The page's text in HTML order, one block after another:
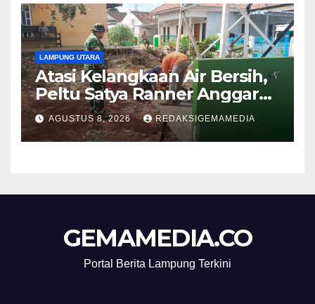
LAMPUNG UTARA
Atasi Kelangkaan Air Bersih,
Peltu Satya Ranner Anggara
Rampungkan Pembangunan
Sumur Bor di Tanjung Aman
AGUSTUS 8, 2026 REDAKSIGEMAMEDIA
GEMAMEDIA.CO
Portal Berita Lampung Terkini